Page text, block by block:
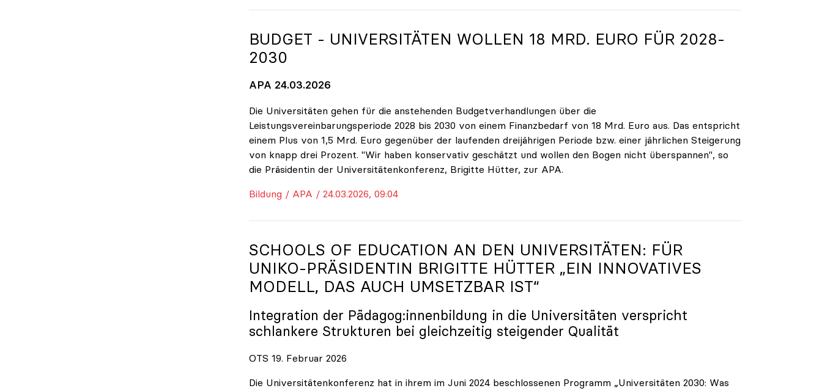
BUDGET - UNIVERSITÄTEN WOLLEN 18 MRD. EURO FÜR 2028-
2030
APA 24.03.2026
Die Universitäten gehen für die anstehenden Budgetverhandlungen über die
Leistungsvereinbarungsperiode 2028 bis 2030 von einem Finanzbedarf von 18 Mrd. Euro aus. Das entspricht
einem Plus von 1,5 Mrd. Euro gegenüber der laufenden dreijährigen Periode bzw. einer jährlichen Steigerung
von knapp drei Prozent. "Wir haben konservativ geschätzt und wollen den Bogen nicht überspannen", so
die Präsidentin der Universitätenkonferenz, Brigitte Hütter, zur APA.
Bildung / APA / 24.03.2026, 09:04
SCHOOLS OF EDUCATION AN DEN UNIVERSITÄTEN: FÜR
UNIKO-PRÄSIDENTIN BRIGITTE HÜTTER „EIN INNOVATIVES
MODELL, DAS AUCH UMSETZBAR IST“
Integration der Pädagog:innenbildung in die Universitäten verspricht
schlankere Strukturen bei gleichzeitig steigender Qualität
OTS 19. Februar 2026
Die Universitätenkonferenz hat in ihrem im Juni 2024 beschlossenen Programm „Universitäten 2030: Was